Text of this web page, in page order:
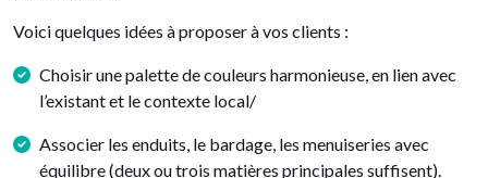
Voici quelques idées à proposer à vos clients :
Choisir une palette de couleurs harmonieuse, en lien avec
l’existant et le contexte local/
Associer les enduits, le bardage, les menuiseries avec
équilibre (deux ou trois matières principales suffisent).